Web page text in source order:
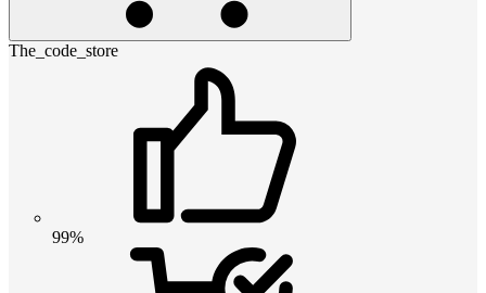
The_code_store
99%